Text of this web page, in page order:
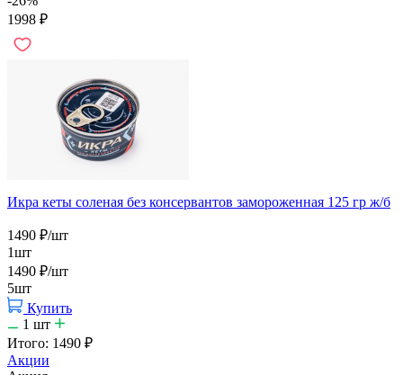
1998 ₽
Икра кеты соленая без консервантов замороженная 125 гр ж/б
1490 ₽/шт
1шт
1490 ₽/шт
5шт
Купить
1 шт
Итого: 1490 ₽
Акции